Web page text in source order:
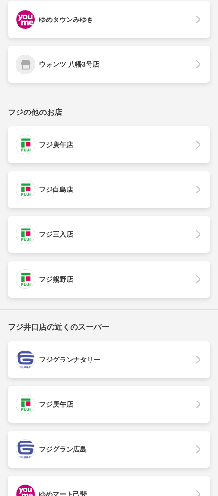
ゆめタウンみゆき
ウォンツ 八幡3号店
フジの他のお店
フジ庚午店
フジ白島店
フジ三入店
フジ熊野店
フジ井口店の近くのスーパー
フジグランナタリー
フジ庚午店
フジグラン広島
ゆめマート己斐